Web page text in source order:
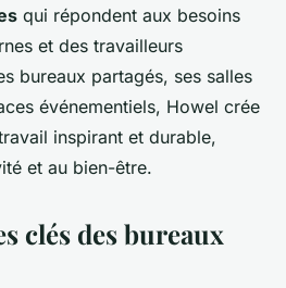
qui répondent aux besoins
et des travailleurs
bureaux partagés, ses salles
événementiels, Howel crée
inspirant et durable,
et au bien-être.
clés des bureaux